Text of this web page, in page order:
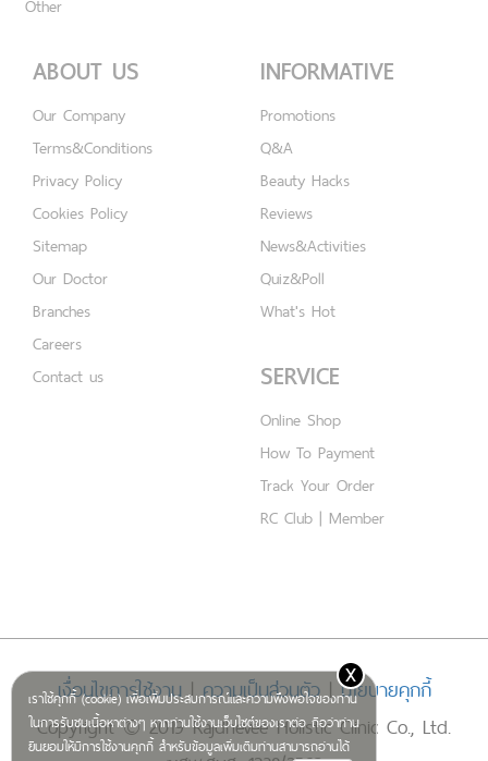
เราใช้คุกกี้ (cookie) เพื่อเพิ่มประสบการณ์และความพึงพอใจของท่าน
ในการรับชมเนื้อหาต่างๆ หากท่านใช้งานเว็บไซต์ของเราต่อ ถือว่าท่าน
ยินยอมให้มีการใช้งานคุกกี้ สำหรับข้อมูลเพิ่มเติมท่านสามารถอ่านได้
x
Other
ABOUT US
Our Company
Terms&Conditions
Privacy Policy
Cookies Policy
Sitemap
Our Doctor
Branches
Careers
Contact us
INFORMATIVE
Promotions
Q&A
Beauty Hacks
Reviews
News&Activities
Quiz&Poll
What's Hot
SERVICE
Online Shop
How To Payment
Track Your Order
RC Club | Member
เงื่อนไขการใช้งาน|ความเป็นส่วนตัว|นโยบายคุกกี้
Copyright © 2019 Rajdhevee Holistic Clinic Co., Ltd.